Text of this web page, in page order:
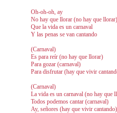
Oh-oh-oh, ay
No hay que llorar (no hay que llorar)
Que la vida es un carnaval
Y las penas se van cantando
(Carnaval)
Es para reír (no hay que llorar)
Para gozar (carnaval)
Para disfrutar (hay que vivir
(Carnaval)
La vida es un carnaval (no hay que
Todos podemos cantar (carnaval)
Ay, señores (hay que vivir cantando)